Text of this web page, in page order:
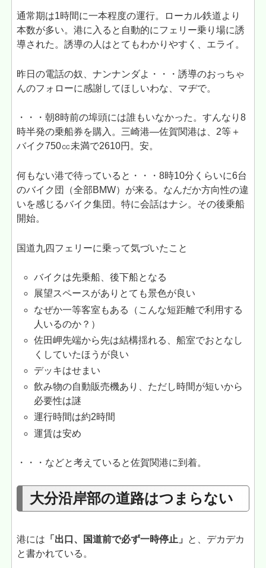
通常期は1時間に一本程度の運行。ローカル鉄道より
本数が多い。港に入ると自動的にフェリー乗り場に誘
導された。誘導の人はとてもわかりやすく、エライ。
昨日の電話の奴、ナンナンダよ・・・誘導のおっちゃ
んのフォローに感謝してほしいわな、マヂで。
・・・朝8時前の埠頭には誰もいなかった。すんなり8
時半発の乗船券を購入。三崎港―佐賀関港は、2等＋
バイク750㏄未満で2610円。安。
何もない港で待っていると・・・8時10分くらいに6台
のバイク団（全部BMW）が来る。なんだか方向性の違
いを感じるバイク集団。特に会話はナシ。その後乗船
開始。
国道九四フェリーに乗って気づいたこと
バイクは先乗船、後下船となる
展望スペースがありとても景色が良い
なぜか一等客室もある（こんな短距離で利用する
人いるのか？）
佐田岬先端から先は結構揺れる、船室でおとなし
くしていたほうが良い
デッキはせまい
飲み物の自動販売機あり、ただし時間が短いから
必要性は謎
運行時間は約2時間
運賃は安め
・・・などと考えていると佐賀関港に到着。
大分沿岸部の道路はつまらない
港には 「出口、国道前で必ず一時停止」
と、デカデカ
と書かれている。